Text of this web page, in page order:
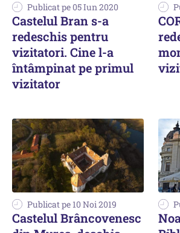
Publicat pe 05 Iun 2020
Castelul Bran s-a
redeschis pentru
vizitatori. Cine l-a
întâmpinat pe primul
vizitator
Publicat pe 10 Noi 2019
Castelul Brâncovenesc